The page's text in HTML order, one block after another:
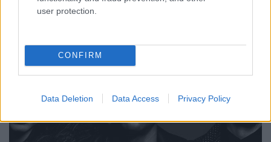
user protection.
CONFIRM
Data Deletion Data Access Privacy Policy
Clubban. Az év utolsó hónapján végsebességbe ...